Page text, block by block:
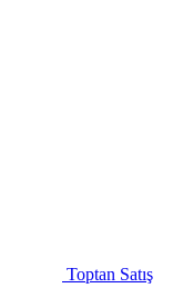
Toptan Satış